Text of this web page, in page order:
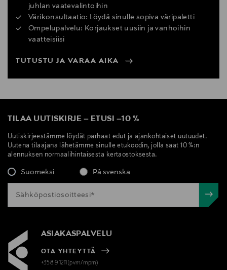
juhlan vaatevalintoihin
Värikonsultaatio: Löydä sinulle sopiva väripaletti
Ompelupalvelu: Korjaukset uusiin ja vanhoihin
vaatteisiisi
TUTUSTU JA VARAA AIKA
TILAA UUTISKIRJE – ETUSI –10 %
Uutiskirjeestämme löydät parhaat edut ja ajankohtaiset uutuudet.
Uutena tilaajana lähetämme sinulle etukoodin, jolla saat 10 %:n
alennuksen normaalihintaisesta kertaostoksesta.
Suomeksi På svenska
ASIAKASPALVELU
OTA YHTEYTTÄ
+358 9 1211(pvm/mpm)